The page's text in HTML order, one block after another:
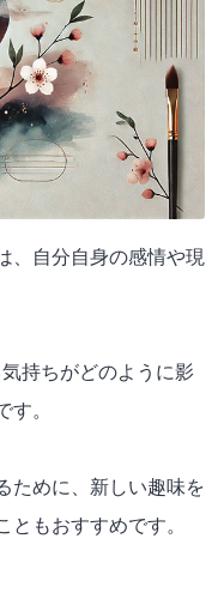
、自分自身の感情や現
持ちがどのように影
す。
ために、新しい趣味を
もおすすめです。